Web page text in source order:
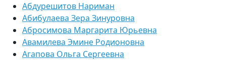
Абдурешитов Нариман
Абибулаева Зера Зинуровна
Абросимова Маргарита Юрьевна
Авамилева Эмине Родионовна
Агапова Ольга Сергеевна